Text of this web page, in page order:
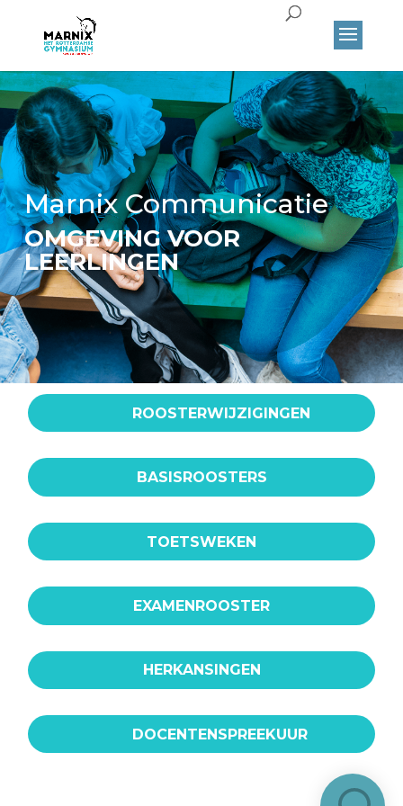
Marnix Communicatie
OMGEVING VOOR
LEERLINGEN
ROOSTERWIJZIGINGEN
BASISROOSTERS
TOETSWEKEN
EXAMENROOSTER
HERKANSINGEN
DOCENTENSPREEKUUR